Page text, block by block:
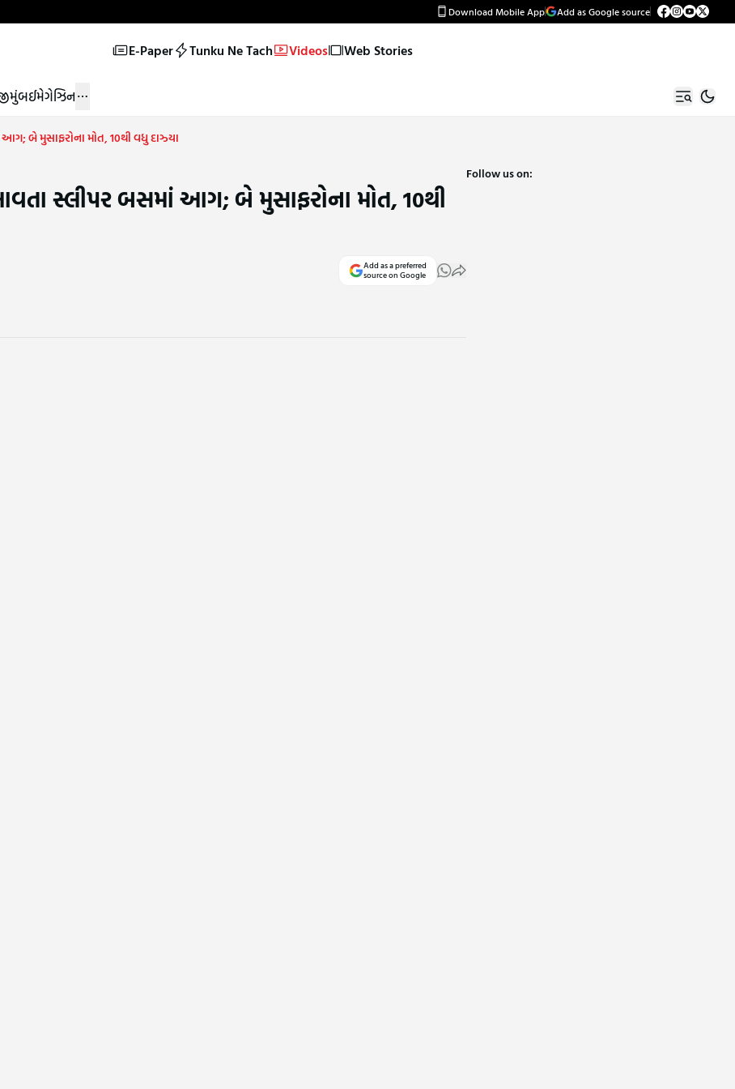
Download Mobile App Add as Google source
E-Paper Tunku Ne Tach Videos Web Stories
મુંબઈમેગેઝિન
બે મુસાફરોના મોત, 10થી વધુ દાઝ્યા
સ્લીપર બસમાં આગ; બે મુસાફરોના મોત, 10થી
Add as a preferred
source on Google
Follow us on: